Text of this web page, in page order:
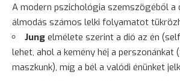
A modern pszichológia szemszögéből a
álmodás számos lelki folyamatot
Jung elmélete szerint a dió az én
lehet, ahol a kemény héj a perszonánkat
maszkunk), míg a bél a valódi énünket